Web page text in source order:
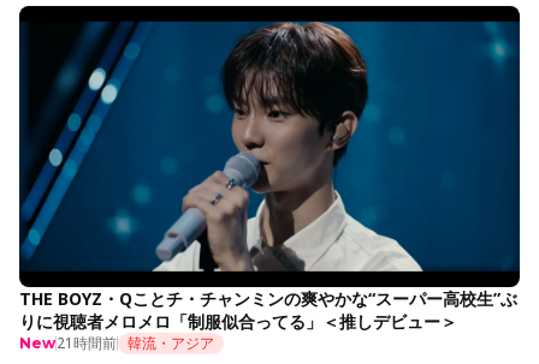
THE BOYZ・Qことチ・チャンミンの爽やかな“スーパー高校生”ぶ
りに視聴者メロメロ「制服似合ってる」＜推しデビュー＞
New21時間前 韓流・アジア